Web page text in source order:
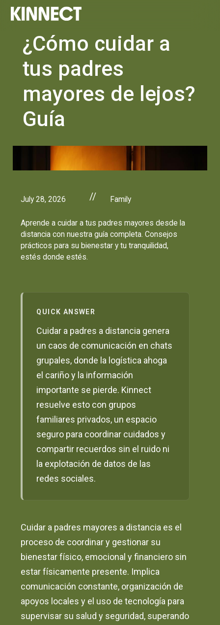
¿Cómo cuidar a
tus padres
mayores de lejos?
Guía
July 28, 2026 // Family
Aprende a cuidar a tus padres mayores desde la
distancia con nuestra guía completa. Consejos
prácticos para su bienestar y tu tranquilidad,
estés donde estés.
QUICK ANSWER
Cuidar a padres a distancia genera
un caos de comunicación en chats
grupales, donde la logística ahoga
el cariño y la información
importante se pierde. Kinnect
resuelve esto con grupos
familiares privados, un espacio
seguro para coordinar cuidados y
compartir recuerdos sin el ruido ni
la explotación de datos de las
redes sociales.
Cuidar a padres mayores a distancia es el
proceso de coordinar y gestionar su
bienestar físico, emocional y financiero sin
estar físicamente presente. Implica
comunicación constante, organización de
apoyos locales y el uso de tecnología para
supervisar su salud y seguridad, superando